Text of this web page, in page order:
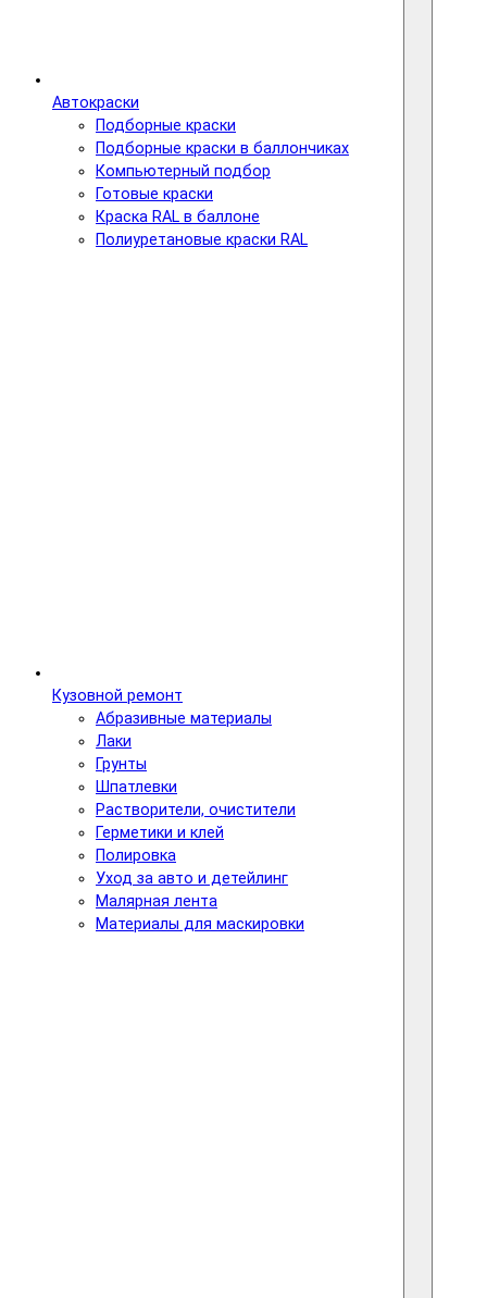
Автокраски
Подборные краски
Подборные краски в баллончиках
Компьютерный подбор
Готовые краски
Краска RAL в баллоне
Полиуретановые краски RAL
Кузовной ремонт
Абразивные материалы
Лаки
Грунты
Шпатлевки
Растворители, очистители
Герметики и клей
Полировка
Уход за авто и детейлинг
Малярная лента
Материалы для маскировки